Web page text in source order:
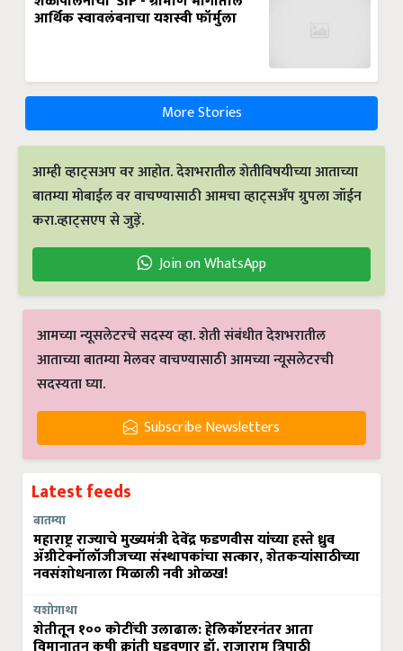
आर्थिक स्वावलंबनाचा यशस्वी फॉर्मुला
More Stories
आम्ही व्हाट्सअप वर आहोत. देशभरातील शेतीविषयीच्या आताच्या
बातम्या मोबाईल वर वाचण्यासाठी आमचा व्हाट्सअँप ग्रुपला जॉईन
करा.व्हाट्सएप से जुड़ें.
Join on WhatsApp
आमच्या न्यूसलेटरचे सदस्य व्हा. शेती संबंधीत देशभरातील
आताच्या बातम्या मेलवर वाचण्यासाठी आमच्या न्यूसलेटरची
सदस्यता घ्या.
Subscribe Newsletters
Latest feeds
बातम्या
महाराष्ट्र राज्याचे मुख्यमंत्री देवेंद्र फडणवीस यांच्या हस्ते ध्रुव
ॲग्रीटेक्नॉलॉजीजच्या संस्थापकांचा सत्कार, शेतकऱ्यांसाठीच्या
नवसंशोधनाला मिळाली नवी ओळख!
यशोगाथा
शेतीतून १०० कोटींची उलाढाल: हेलिकॉप्टरनंतर आता